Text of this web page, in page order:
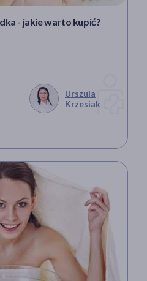
- jakie warto kupić?
Urszula
Krzesiak